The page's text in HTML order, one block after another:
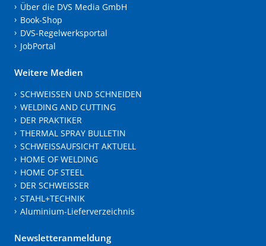
Über die DVS Media GmbH
Book-Shop
DVS-Regelwerksportal
JobPortal
Weitere Medien
SCHWEISSEN UND SCHNEIDEN
WELDING AND CUTTING
DER PRAKTIKER
THERMAL SPRAY BULLETIN
SCHWEISSAUFSICHT AKTUELL
HOME OF WELDING
HOME OF STEEL
DER SCHWEISSER
STAHL+TECHNIK
Aluminium-Lieferverzeichnis
Newsletteranmeldung